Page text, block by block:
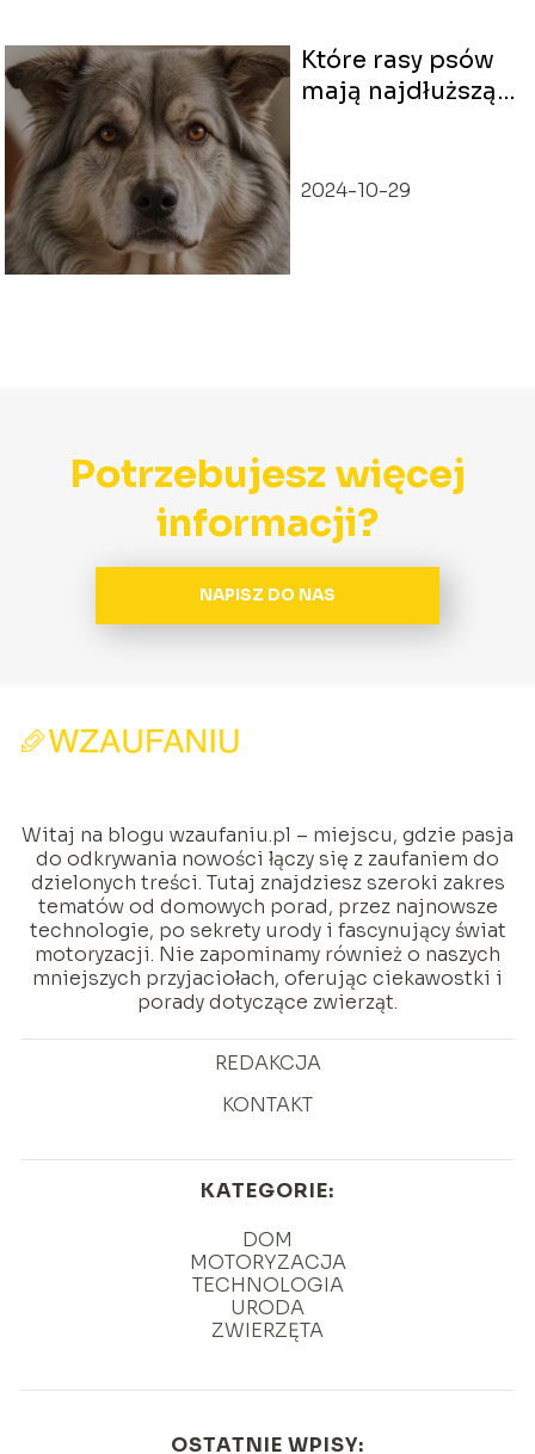
Które rasy psów
mają najdłuższą
2024-10-29
Potrzebujesz więcej
informacji?
NAPISZ DO NAS
Witaj na blogu wzaufaniu.pl – miejscu, gdzie pasja
do odkrywania nowości łączy się z zaufaniem do
dzielonych treści. Tutaj znajdziesz szeroki zakres
tematów od domowych porad, przez najnowsze
technologie, po sekrety urody i fascynujący świat
motoryzacji. Nie zapominamy również o naszych
mniejszych przyjaciołach, oferując ciekawostki i
porady dotyczące zwierząt.
REDAKCJA
KONTAKT
KATEGORIE:
DOM
MOTORYZACJA
TECHNOLOGIA
URODA
ZWIERZĘTA
OSTATNIE WPISY: